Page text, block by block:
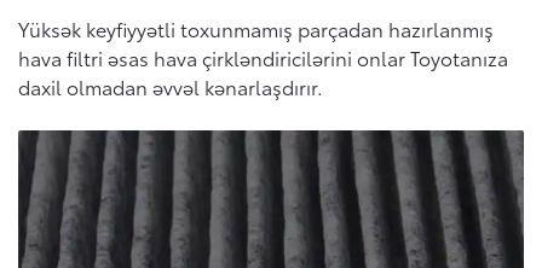
Yüksək keyfiyyətli toxunmamış parçadan hazırlanmış
hava filtri əsas hava çirkləndiricilərini onlar Toyotanıza
daxil olmadan əvvəl kənarlaşdırır.